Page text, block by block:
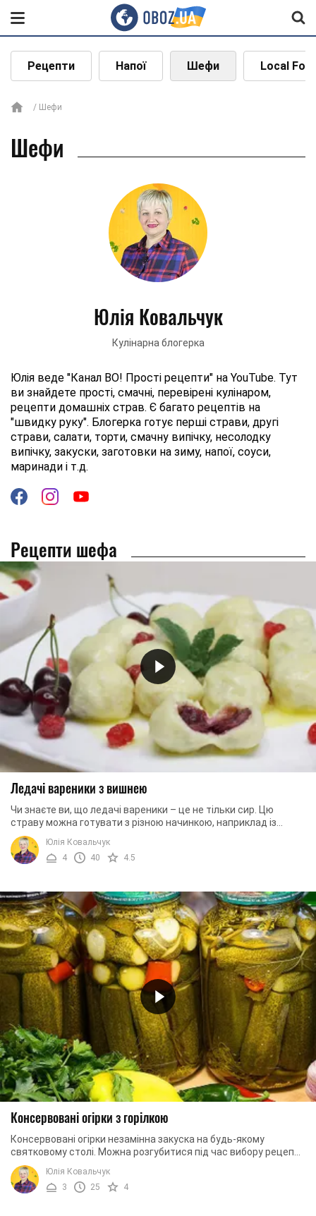
Рецепти Напої Шефи Local
Шефи
Шефи
Юлія Ковальчук
Кулінарна блогерка
Юлія веде "Канал ВО! Прості рецепти" на YouTube. Тут
ви знайдете прості, смачні, перевірені кулінаром,
рецепти домашніх страв. Є багато рецептів на
"швидку руку". Блогерка готує перші страви, другі
страви, салати, торти, смачну випічку, несолодку
випічку, закуски, заготовки на зиму, напої, соуси,
маринади і т.д.
Рецепти шефа
Ледачі вареники з вишнею
Чи знаєте ви, що ледачі вареники – це не тільки сир. Цю
страву можна готувати з різною начинкою, наприклад із
вишнями. Саме такі вареники ми й ...
Юлія Ковальчук
4
40 4.5
Консервовані огірки з горілкою
Консервовані огірки незамінна закуска на будь-якому
святковому столі. Можна розгубитися під час вибору рецепта
їх приготування. Сьогодні пропонуємо ...
Юлія Ковальчук
3
25 4